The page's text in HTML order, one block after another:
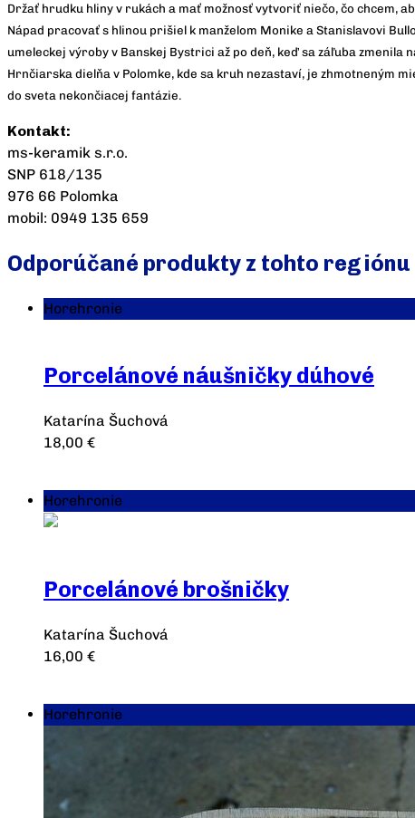
Držať hrudku hliny v rukách a mať možnosť vytvoriť niečo, čo chcem,
Nápad pracovať s hlinou prišiel k manželom Monike a Stanislavovi
umeleckej výroby v Banskej Bystrici až po deň, keď sa záľuba
Hrnčiarska dielňa v Polomke, kde sa kruh nezastaví, je zhmotneným
do sveta nekončiacej fantázie.
Kontakt:
ms-keramik s.r.o.
SNP 618/135
976 66 Polomka
mobil: 0949 135 659
Odporúčané produkty z tohto regiónu
Horehronie
Porcelánové náušničky dúhové
Katarína Šuchová
18,00 €
Horehronie
Porcelánové brošničky
Katarína Šuchová
16,00 €
Horehronie